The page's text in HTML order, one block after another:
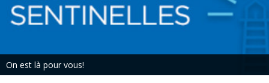
On est là pour vous!